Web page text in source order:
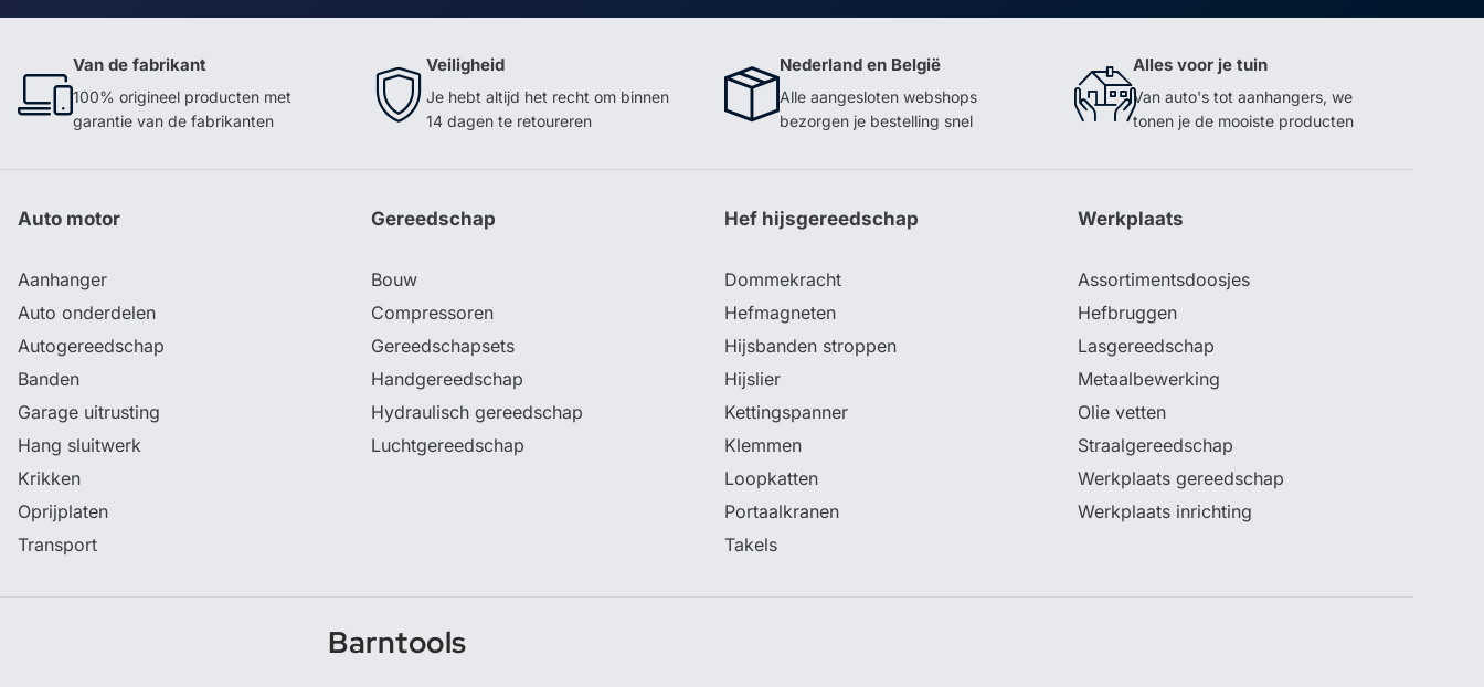
Van de fabrikant
100% origineel producten met
garantie van de fabrikanten
Veiligheid
Je hebt altijd het recht om binnen
14 dagen te retoureren
Nederland en België
Alle aangesloten webshops
bezorgen je bestelling snel
Alles voor je tuin
Van auto's tot aanhangers, we
tonen je de mooiste producten
Auto motor
Aanhanger
Auto onderdelen
Autogereedschap
Banden
Garage uitrusting
Hang sluitwerk
Krikken
Oprijplaten
Transport
Gereedschap
Bouw
Compressoren
Gereedschapsets
Handgereedschap
Hydraulisch gereedschap
Luchtgereedschap
Hef hijsgereedschap
Dommekracht
Hefmagneten
Hijsbanden stroppen
Hijslier
Kettingspanner
Klemmen
Loopkatten
Portaalkranen
Takels
Werkplaats
Assortimentsdoosjes
Hefbruggen
Lasgereedschap
Metaalbewerking
Olie vetten
Straalgereedschap
Werkplaats gereedschap
Werkplaats inrichting
Barntools